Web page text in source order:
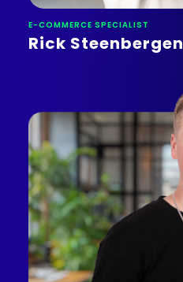
E-COMMERCE SPECIALIST
Rick Steenbergen